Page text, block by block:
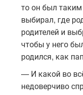
то он был
выбирал, где
родителей и
чтобы у него
родился, как
— И какой во
недоверчиво